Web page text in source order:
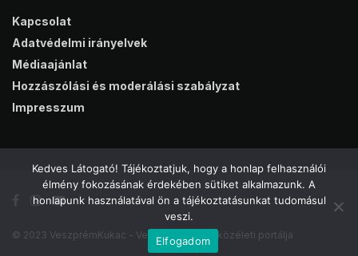
Kapcsolat
Adatvédelmi irányelvek
Médiaajánlat
Hozzászólási és moderálási szabályzat
Impresszum
© 2023 VeszprémKukac - Veszprém online közéleti portálja
Kedves Látogató! Tájékoztatjuk, hogy a honlap felhasználói
élmény fokozásának érdekében sütiket alkalmazunk. A
honlapunk használatával ön a tájékoztatásunkat tudomásul
veszi.
Elfogadom